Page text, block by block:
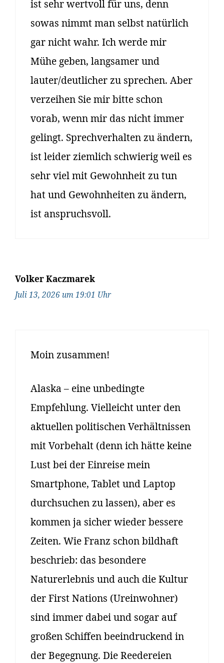
ist sehr wertvoll für uns, denn
sowas nimmt man selbst natürlich
gar nicht wahr. Ich werde mir
Mühe geben, langsamer und
lauter/deutlicher zu sprechen. Aber
verzeihen Sie mir bitte schon
vorab, wenn mir das nicht immer
gelingt. Sprechverhalten zu ändern,
ist leider ziemlich schwierig weil es
sehr viel mit Gewohnheit zu tun
hat und Gewohnheiten zu ändern,
ist anspruchsvoll.
Volker Kaczmarek
Juli 13, 2026 um 19:01 Uhr
Moin zusammen!
Alaska – eine unbedingte
Empfehlung. Vielleicht unter den
aktuellen politischen Verhältnissen
mit Vorbehalt (denn ich hätte keine
Lust bei der Einreise mein
Smartphone, Tablet und Laptop
durchsuchen zu lassen), aber es
kommen ja sicher wieder bessere
Zeiten. Wie Franz schon bildhaft
beschrieb: das besondere
Naturerlebnis und auch die Kultur
der First Nations (Ureinwohner)
sind immer dabei und sogar auf
großen Schiffen beeindruckend in
der Begegnung. Die Reedereien